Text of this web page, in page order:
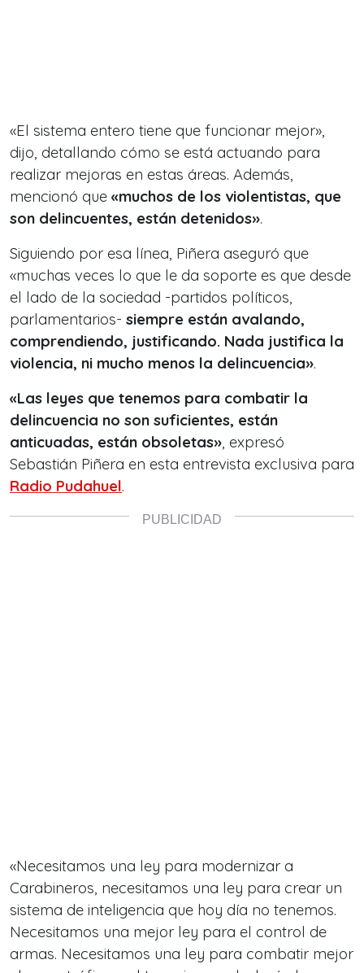
«El sistema entero tiene que funcionar mejor»,
dijo, detallando cómo se está actuando para
realizar mejoras en estas áreas. Además,
mencionó que «muchos de los violentistas, que
son delincuentes, están detenidos».
Siguiendo por esa línea, Piñera aseguró que
«muchas veces lo que le da soporte es que desde
el lado de la sociedad -partidos políticos,
parlamentarios- siempre están avalando,
comprendiendo, justificando. Nada justifica la
violencia, ni mucho menos la delincuencia».
«Las leyes que tenemos para combatir la
delincuencia no son suficientes, están
anticuadas, están obsoletas», expresó
Sebastián Piñera en esta entrevista exclusiva para
Radio Pudahuel.
«Necesitamos una ley para modernizar a
Carabineros, necesitamos una ley para crear un
sistema de inteligencia que hoy día no tenemos.
Necesitamos una mejor ley para el control de
armas. Necesitamos una ley para combatir mejor